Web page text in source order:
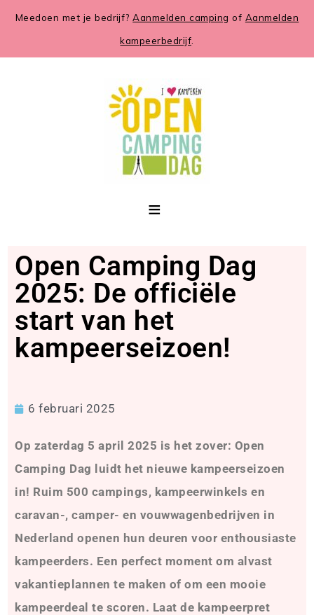
Meedoen met je bedrijf?Aanmelden camping of Aanmelden
kampeerbedrijf
Open Camping Dag
2025: De officiële
start van het
kampeerseizoen!
6 februari 2025
Op zaterdag 5 april 2025 is het zover: Open
Camping Dag luidt het nieuwe kampeerseizoen
in! Ruim 500 campings, kampeerwinkels en
caravan-, camper- en vouwwagenbedrijven in
Nederland openen hun deuren voor enthousiaste
kampeerders. Een perfect moment om alvast
vakantieplannen te maken of om een mooie
kampeerdeal te scoren. Laat de kampeerpret